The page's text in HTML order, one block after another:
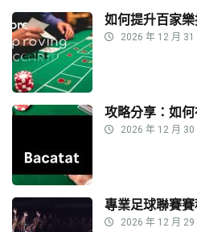
如何提升百家
2026 年 12 月 31
攻略分享：如
2026 年 12 月 30
專業足球聯賽
2026 年 12 月 29